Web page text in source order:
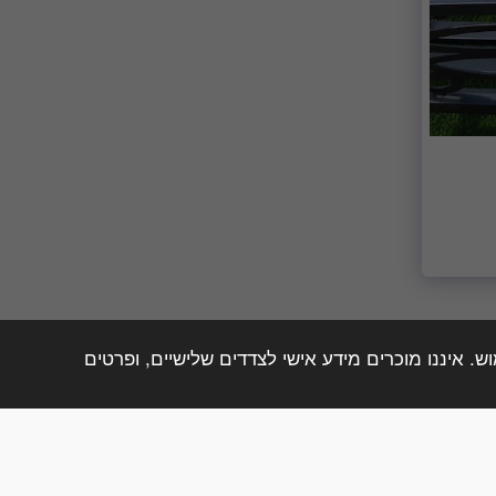
איננו מוכרים מידע אישי לצדדים שלישיים, ופרטים
עוד